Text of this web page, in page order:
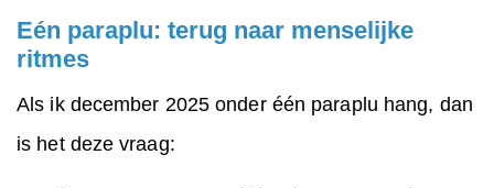
Eén paraplu: terug naar menselijke
ritmes
Als ik december 2025 onder één paraplu hang, dan
is het deze vraag: